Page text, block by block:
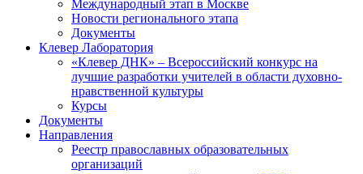
Международный этап в Москве
Новости регионального этапа
Документы
Клевер Лаборатория
«Клевер ДНК» – Всероссийский конкурс на
лучшие разработки учителей в области духовно-
нравственной культуры
Курсы
Документы
Направления
Реестр православных образовательных
организаций